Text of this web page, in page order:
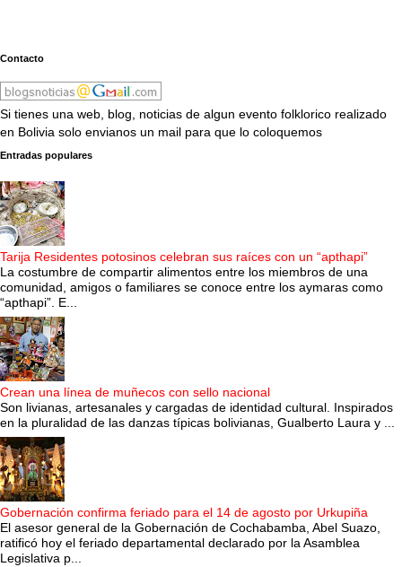
Contacto
Si tienes una web, blog, noticias de algun evento folklorico realizado
en Bolivia solo envianos un mail para que lo coloquemos
Entradas populares
Tarija Residentes potosinos celebran sus raíces con un “apthapi”
La costumbre de compartir alimentos entre los miembros de una
comunidad, amigos o familiares se conoce entre los aymaras como
“apthapi”. E...
Crean una línea de muñecos con sello nacional
Son livianas, artesanales y cargadas de identidad cultural. Inspirados
en la pluralidad de las danzas típicas bolivianas, Gualberto Laura y ...
Gobernación confirma feriado para el 14 de agosto por Urkupiña
El asesor general de la Gobernación de Cochabamba, Abel Suazo,
ratificó hoy el feriado departamental declarado por la Asamblea
Legislativa p...